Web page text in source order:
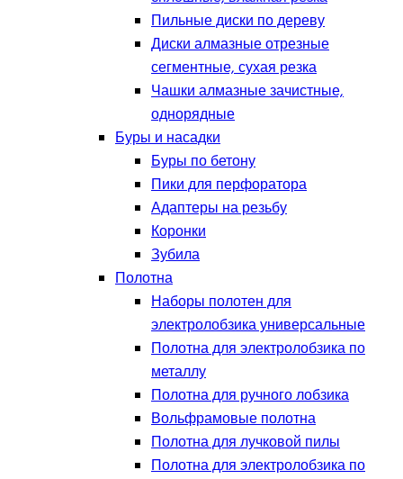
Пильные диски по дереву
Диски алмазные отрезные
сегментные, сухая резка
Чашки алмазные зачистные,
однорядные
Буры и насадки
Буры по бетону
Пики для перфоратора
Адаптеры на резьбу
Коронки
Зубила
Полотна
Наборы полотен для
электролобзика универсальные
Полотна для электролобзика по
металлу
Полотна для ручного лобзика
Вольфрамовые полотна
Полотна для лучковой пилы
Полотна для электролобзика по